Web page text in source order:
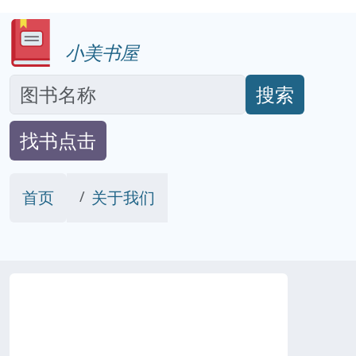
小美书屋
搜索
找书点击
首页 关于我们